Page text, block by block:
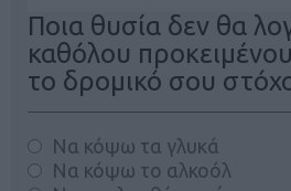
Ποια θυσία δεν θα
καθόλου
το δρομικό σου
Να κόψω τα γλυκά
Να κόψω το αλκοόλ